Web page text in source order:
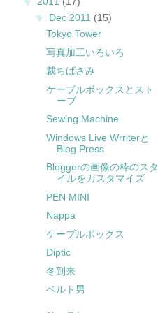
▼ Dec 2011 (15)
Tokyo Tower
写真加工いろいろ
裁ちばさみ
ケーブルボックスとスト
ーブ
Sewing Machine
Windows Live Wrriterと
Blog Press
Bloggerの画像の枠のスタ
イルをカスタマイズ
PEN MINI
Nappa
ケーブルボックス
Diptic
冬到来
ベルト男